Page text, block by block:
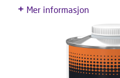
Mer informasjon